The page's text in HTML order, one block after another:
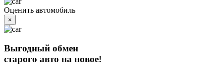
Оценить автомобиль
×
Выгодный обмен
старого авто на новое!